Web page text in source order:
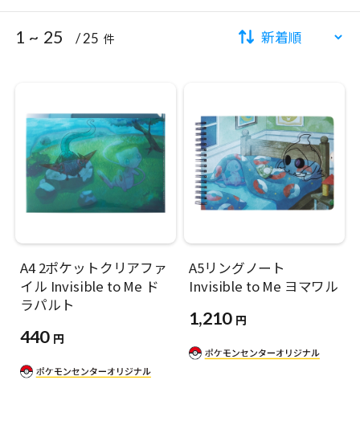
1 ~ 25 / 25 件
A4 2ポケットクリアファ
イル Invisible to Me ド
ラパルト
440 円
A5リングノート
Invisible to Me ヨマワル
1,210 円